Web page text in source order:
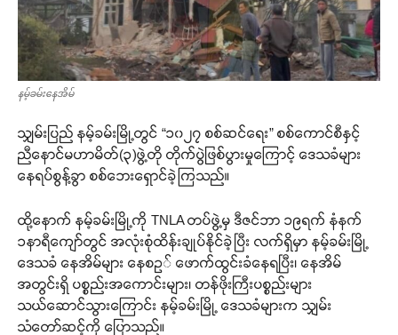
နမ့်ခမ်းနေအိမ်
သျှမ်းပြည် နမ့်ခမ်းမြို့တွင် “၁၀၂၇ စစ်ဆင်ရေး” စစ်ကောင်စီနှင့်
ညီနောင်မဟာမိတ်(၃)ဖွဲ့တို တိုက်ပွဲဖြစ်ပွားမှုကြောင့် ဒေသခံများ
နေရပ်စွန့်ခွာ စစ်ဘေးရှောင်ခဲ့ကြသည်။
ထို့နောက် နမ့်ခမ်းမြို့ကို TNLA တပ်ဖွဲ့မှ ဒီဇင်ဘာ ၁၉ရက် နံနက်
၁နာရီကျော်တွင် အလုံးစုံထိန်းချုပ်နိုင်ခဲ့ပြီး လက်ရှိမှာ နမ့်ခမ်းမြို့
ဒေသခံ နေအိမ်များ နေစဥ် ဖောက်ထွင်းခံနေရပြီး၊ နေအိမ်
အတွင်းရှိ ပစ္စည်းအကောင်းများ၊ တန်ဖိုးကြီးပစ္စည်းများ
သယ်ဆောင်သွားကြောင်း နမ့်ခမ်းမြို့ ဒေသခံများက သျှမ်း
သံတော်ဆင့်ကို ပြောသည်။